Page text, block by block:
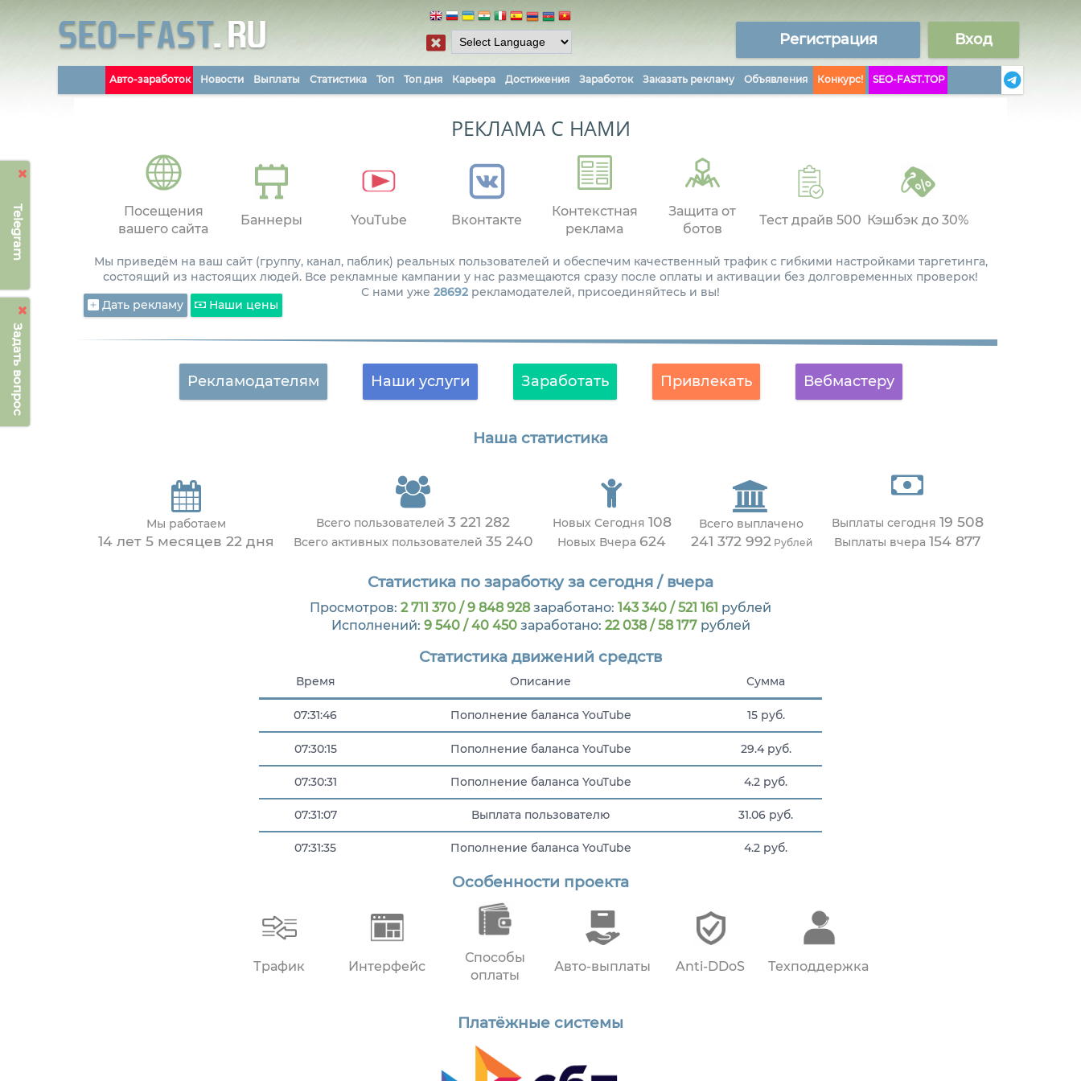
Telegram
Задать вопрос
Регистрация Вход
Авто-заработок Новости Выплаты Статистика Топ Топ дня Карьера Достижения Заработок Заказать рекламу Объявления Конкурс! SEO-FAST.TOP
РЕКЛАМА С НАМИ
Посещения
вашего сайта
Баннеры YouTube Вконтакте
Контекстная
реклама
Защита от
ботов
Тест драйв 500 Кэшбэк до 30%
Мы приведём на ваш сайт (группу, канал, паблик) реальных пользователей и обеспечим качественный трафик с гибкими настройками таргетинга,
состоящий из настоящих людей. Все рекламные кампании у нас размещаются сразу после оплаты и активации без долговременных проверок!
С нами уже 28692 рекламодателей, присоединяйтесь и вы!
Дать рекламу
Наши цены
Рекламодателям Наши услуги Заработать Привлекать Вебмастеру
Наша статистика
Мы работаем
14 лет 5 месяцев 22 дня
Всего пользователей 3 221 282
Всего активных пользователей 35 240
Новых Сегодня 108
Новых Вчера 624
Всего выплачено
241 372 992Рублей
Выплаты сегодня 19 508
Выплаты вчера 154 877
Статистика по заработку за сегодня / вчера
Просмотров: 2 711 370 / 9 848 928заработано: 143 340 / 521 161 рублей
Исполнений: 9 540 / 40 450заработано: 22 038 / 58 177рублей
Статистика движений средств
Время Описание Сумма
07:31:46 Пополнение баланса YouTube 15 руб.
07:30:15 Пополнение баланса YouTube 29.4 руб.
07:30:31 Пополнение баланса YouTube 4.2 руб.
07:31:07 Выплата пользователю 31.06 руб.
07:31:35 Пополнение баланса YouTube 4.2 руб.
Пополнение баланса YouTube
Особенности проекта
Трафик Интерфейс
Способы
оплаты
Авто-выплаты Anti-DDoS Техподдержка
Платёжные системы